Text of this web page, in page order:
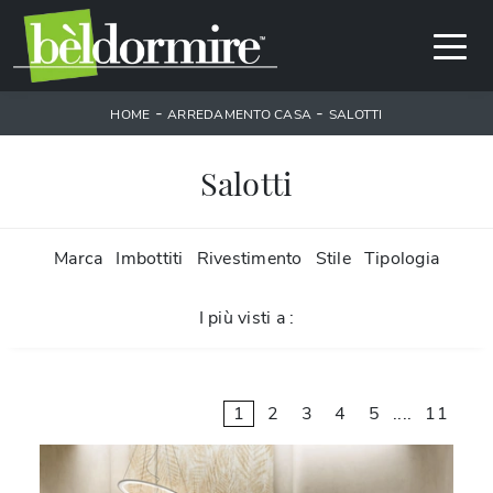
HOME -ARREDAMENTO CASA - SALOTTI
Salotti
Marca Imbottiti Rivestimento Stile Tipologia
I più visti a :
1 2 3 4 5 .... 11